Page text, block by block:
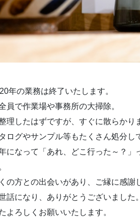
年の業務は終了いたします。
員で作業場や事務所の大掃除。
理したはずですが、すぐに散らかり
ログやサンプル等もたくさん処分し
になって「あれ、どこ行った～？」
の方との出会いがあり、ご縁に感謝
話になり、ありがとうございました。
よろしくお願いいたします。